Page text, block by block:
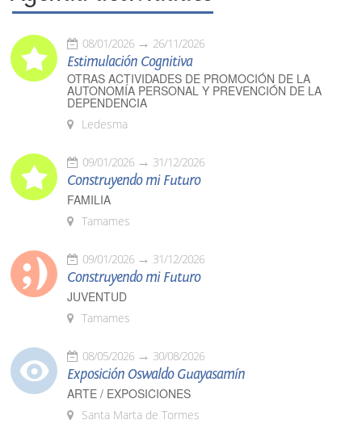
08/01/2026 26/11/2026
Estimulación Cognitiva
OTRAS ACTIVIDADES DE PROMOCIÓN DE LA
AUTONOMÍA PERSONAL Y PREVENCIÓN DE LA
DEPENDENCIA
Ledesma
09/01/2026 31/12/2026
Construyendo mi Futuro
FAMILIA
Tamames
09/01/2026 31/12/2026
Construyendo mi Futuro
JUVENTUD
Tamames
08/05/2026 30/08/2026
Exposición Oswaldo Guayasamín
ARTE / EXPOSICIONES
Santa Marta de Tormes